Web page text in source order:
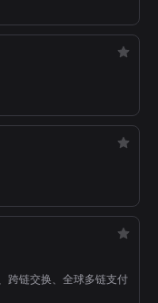
跨链交换、全球多链支付